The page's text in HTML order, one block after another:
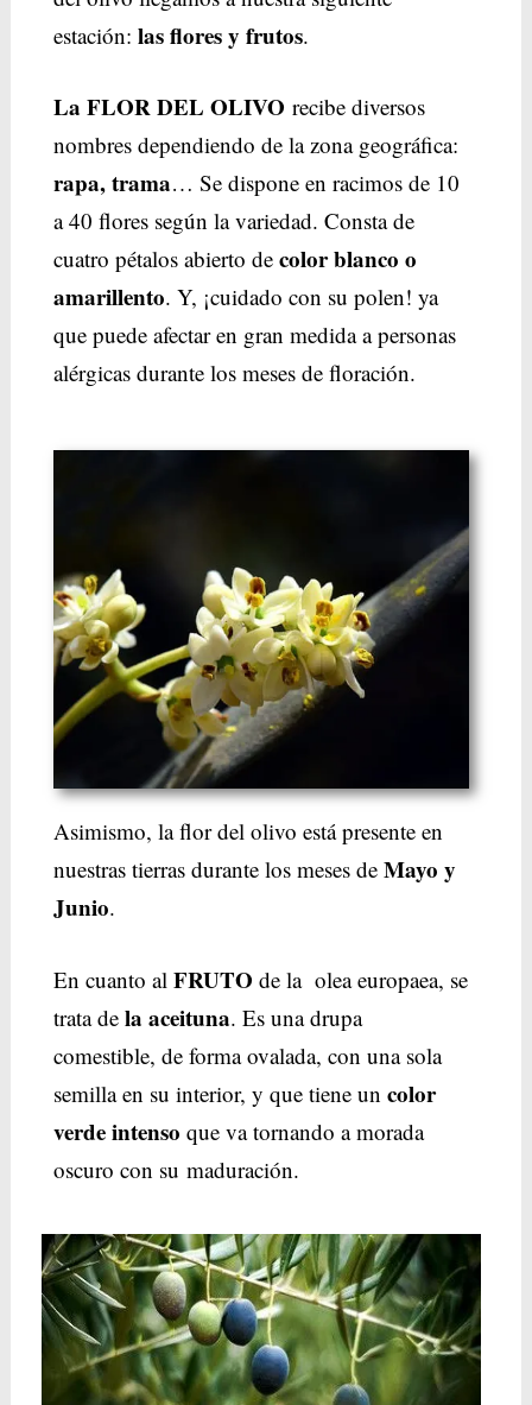
estación: las flores y frutos.
La FLOR DEL OLIVO recibe diversos
nombres dependiendo de la zona geográfica:
rapa, trama… Se dispone en racimos de 10
a 40 flores según la variedad. Consta de
cuatro pétalos abierto de color blanco o
amarillento. Y, ¡cuidado con su polen! ya
que puede afectar en gran medida a personas
alérgicas durante los meses de floración.
Asimismo, la flor del olivo está presente en
nuestras tierras durante los meses de Mayo y
Junio.
En cuanto al FRUTO de la olea europaea, se
trata de la aceituna. Es una drupa
comestible, de forma ovalada, con una sola
semilla en su interior, y que tiene un color
verde intenso que va tornando a morada
oscuro con su maduración.